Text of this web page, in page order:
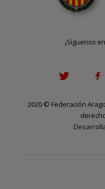
¡Síguenos
2020 © Federación